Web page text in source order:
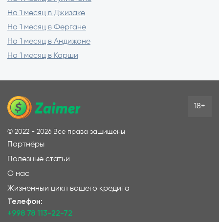
На 1 месяц в Джизаке
На 1 месяц в Фергане
На 1 месяц в Андижане
На 1 месяц в Карши
© 2022 - 2026 Все права защищены
Партнёры
Полезные статьи
О нас
Жизненный цикл вашего кредита
Телефон:
+998 78 113-22-72
18+